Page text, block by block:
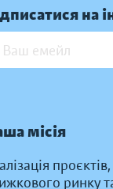
на
місія
ринку